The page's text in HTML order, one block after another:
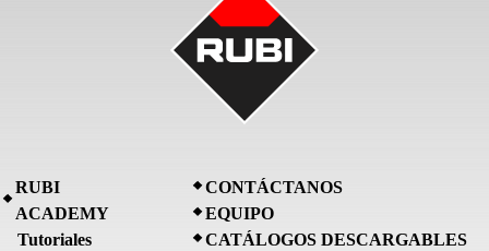
RUBI
ACADEMY
Tutoriales
CONTÁCTANOS
EQUIPO
CATÁLOGOS DESCARGABLES